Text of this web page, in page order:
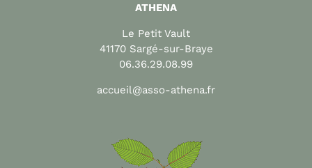
ATHENA
Le Petit Vault
41170 Sargé-sur-Braye
06.36.29.08.99
accueil@asso-athena.fr